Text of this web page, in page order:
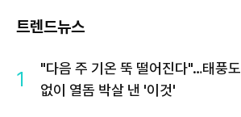
트렌드뉴스
1
"다음 주 기온 뚝 떨어진다"…태풍도
없이 열돔 박살 낸 '이것'